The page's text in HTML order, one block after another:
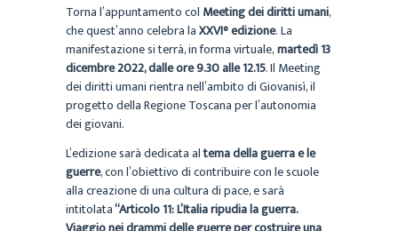
Torna l’appuntamento col Meeting dei diritti umani,
che quest’anno celebra laXXVI° edizione. La
manifestazione si terrà, in forma virtuale,martedì 13
dicembre 2022, dalle ore 9.30 alle 12.15. Il Meeting
dei diritti umani rientra nell’ambito di Giovanisì, il
progetto della Regione Toscana per l’autonomia
dei giovani.
L’edizione sarà dedicata altema della guerra e le
guerre, con l’obiettivo di contribuire con le scuole
alla creazione di una cultura di pace, e sarà
intitolata“Articolo 11: L’Italia ripudia la guerra.